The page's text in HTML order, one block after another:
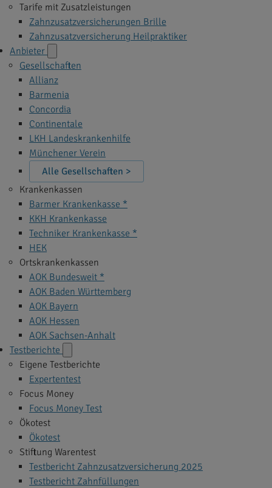
Tarife mit Zusatzleistungen
Zahnzusatzversicherungen Brille
Zahnzusatzversicherung Heilpraktiker
Anbieter
Gesellschaften
Allianz
Barmenia
Concordia
Continentale
LKH Landeskrankenhilfe
Münchener Verein
Alle Gesellschaften >
Krankenkassen
Barmer Krankenkasse *
KKH Krankenkasse
Techniker Krankenkasse *
HEK
Ortskrankenkassen
AOK Bundesweit *
AOK Baden Württemberg
AOK Bayern
AOK Hessen
AOK Sachsen-Anhalt
Testberichte
Eigene Testberichte
Expertentest
Focus Money
Focus Money Test
Ökotest
Ökotest
Stiftung Warentest
Testbericht Zahnzusatzversicherung 2025
Testbericht Zahnfüllungen